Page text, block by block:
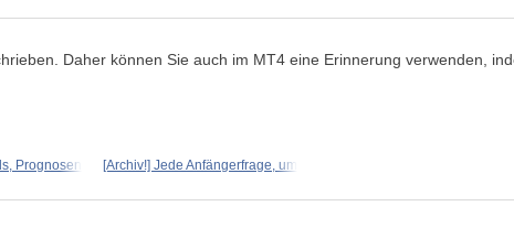
Daher können Sie auch im MT4 eine Erinnerung verwenden,
Prognosen [Archiv!] Jede Anfängerfrage, um